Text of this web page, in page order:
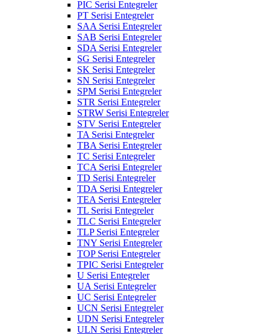
PIC Serisi Entegreler
PT Serisi Entegreler
SAA Serisi Entegreler
SAB Serisi Entegreler
SDA Serisi Entegreler
SG Serisi Entegreler
SK Serisi Entegreler
SN Serisi Entegreler
SPM Serisi Entegreler
STR Serisi Entegreler
STRW Serisi Entegreler
STV Serisi Entegreler
TA Serisi Entegreler
TBA Serisi Entegreler
TC Serisi Entegreler
TCA Serisi Entegreler
TD Serisi Entegreler
TDA Serisi Entegreler
TEA Serisi Entegreler
TL Serisi Entegreler
TLC Serisi Entegreler
TLP Serisi Entegreler
TNY Serisi Entegreler
TOP Serisi Entegreler
TPIC Serisi Entegreler
U Serisi Entegreler
UA Serisi Entegreler
UC Serisi Entegreler
UCN Serisi Entegreler
UDN Serisi Entegreler
ULN Serisi Entegreler